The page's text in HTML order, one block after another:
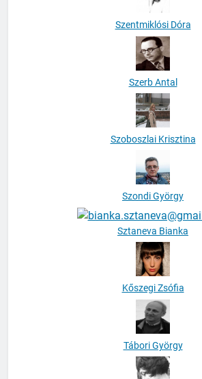
Szentmiklósi Dóra
Szerb Antal
Szoboszlai Krisztina
Szondi György
Sztaneva Bianka
Kőszegi Zsófia
Tábori György